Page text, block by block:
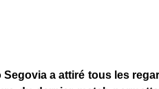
a attiré tous les